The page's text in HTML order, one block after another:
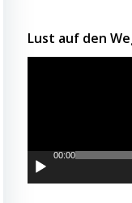
Lust auf den
00:00